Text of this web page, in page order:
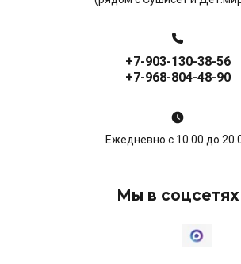
+7-903-130-38-56
+7-968-804-48-90
Ежедневно с 10.00 до
Мы в соцсетях